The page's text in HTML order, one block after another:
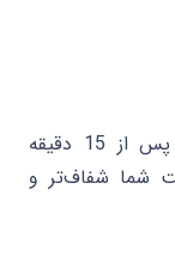
ماسک را روی نقاط دارای لک بمالید و پس از 15 دقیقه
شما شفاف‌تر و